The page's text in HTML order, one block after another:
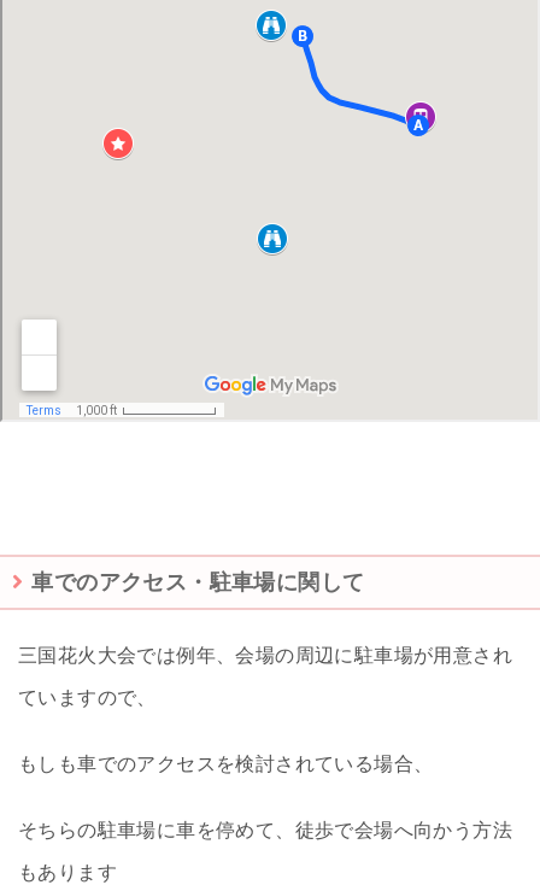
車でのアクセス・駐車場に関して
三国花火大会では例年、会場の周辺に駐車場が用意され
ていますので、
もしも車でのアクセスを検討されている場合、
そちらの駐車場に車を停めて、徒歩で会場へ向かう方法
もあります